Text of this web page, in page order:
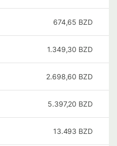
674,65 BZD
1.349,30 BZD
2.698,60 BZD
5.397,20 BZD
13.493 BZD